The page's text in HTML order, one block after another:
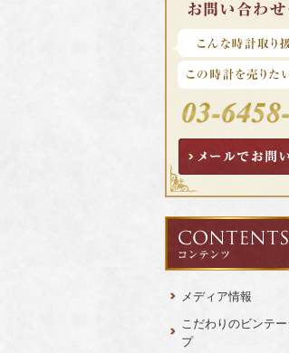
メディア情報
こだわりのビンテ
プ